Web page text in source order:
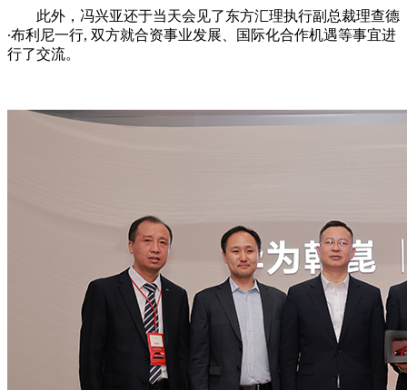
此外，冯兴亚还于当天会见了东方汇理执行副总裁理查德
∙布利尼一行, 双方就合资事业发展、国际化合作机遇等事宜进
行了交流。